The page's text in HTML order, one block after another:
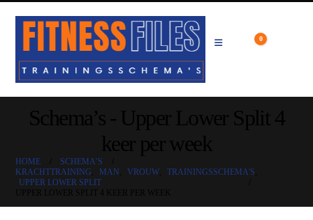
0
€
HOME
SCHEMA’S
KRACHTTRAINING
MAN VROUW TRAININGSSCHEMA'S
UPPER LOWER SPLIT